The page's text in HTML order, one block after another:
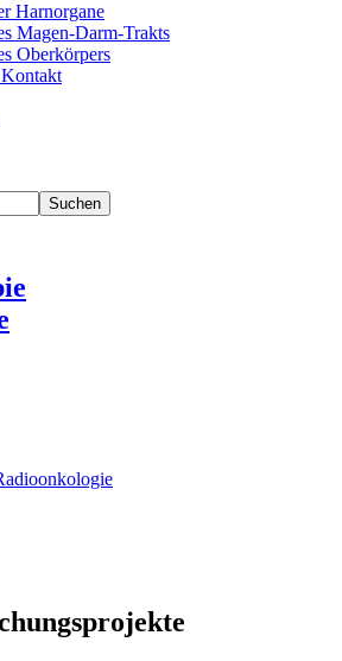
Harnorgane
Magen-Darm-Trakts
Oberkörpers
Suchen